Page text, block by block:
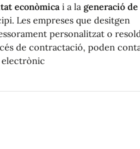
econòmica i a la generació de
Les empreses que desitgen
personalitzat o
de contractació, poden